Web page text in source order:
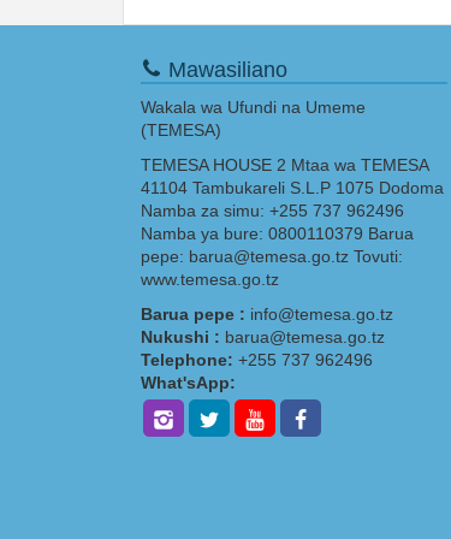
Mawasiliano
Wakala wa Ufundi na Umeme
(TEMESA)
TEMESA HOUSE 2 Mtaa wa TEMESA
41104 Tambukareli S.L.P 1075 Dodoma
Namba za simu: +255 737 962496
Namba ya bure: 0800110379 Barua
pepe: barua@temesa.go.tz Tovuti:
www.temesa.go.tz
Barua pepe : info@temesa.go.tz
Nukushi : barua@temesa.go.tz
Telephone: +255 737 962496
What'sApp: